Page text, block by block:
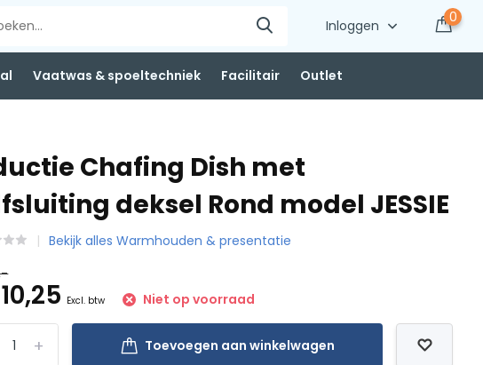
Inloggen
0
Vaatwas & spoeltechniek Facilitair Outlet
Chafing Dish met
deksel Rond model JESSIE
Bekijk alles Warmhouden & presentatie
Excl. btw Niet op voorraad
+ Toevoegen aan winkelwagen